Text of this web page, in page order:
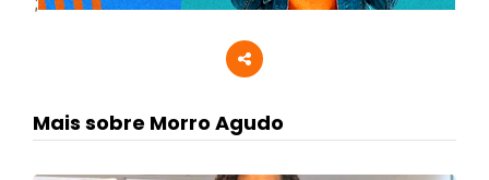
Mais sobre Morro Agudo